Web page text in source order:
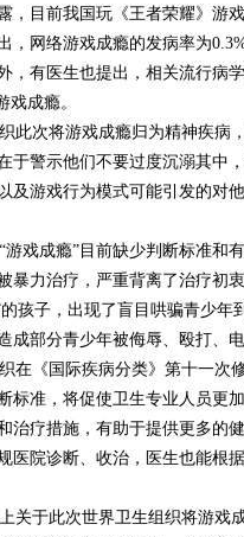
，目前我国玩《王者荣耀》游
，网络游戏成瘾的发病率为
，有医生也提出，相关流行病
戏成瘾。
此次将游戏成瘾归为精神疾病
于警示他们不要过度沉溺其中
及游戏行为模式可能引发的对
戏成瘾”目前缺少判断标准和
暴力治疗，严重背离了治疗初
的孩子，出现了盲目哄骗青少年
成部分青少年被侮辱、殴打、
在《国际疾病分类》第十一次
标准，将促使卫生专业人员更
治疗措施，有助于提供更多的
医院诊断、收治，医生也能根
关于此次世界卫生组织将游戏